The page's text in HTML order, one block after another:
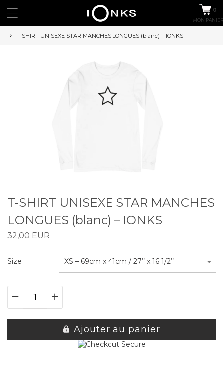
0
MON PANIER
T-SHIRT UNISEXE STAR MANCHES LONGUES (blanc) – IONKS
T-SHIRT UNISEXE STAR MANCHES
LONGUES (blanc) – IONKS
32,00 EUR
Size XS – 69cm x 41cm / 27’’ x 16 1/2’’
Ajouter au panier